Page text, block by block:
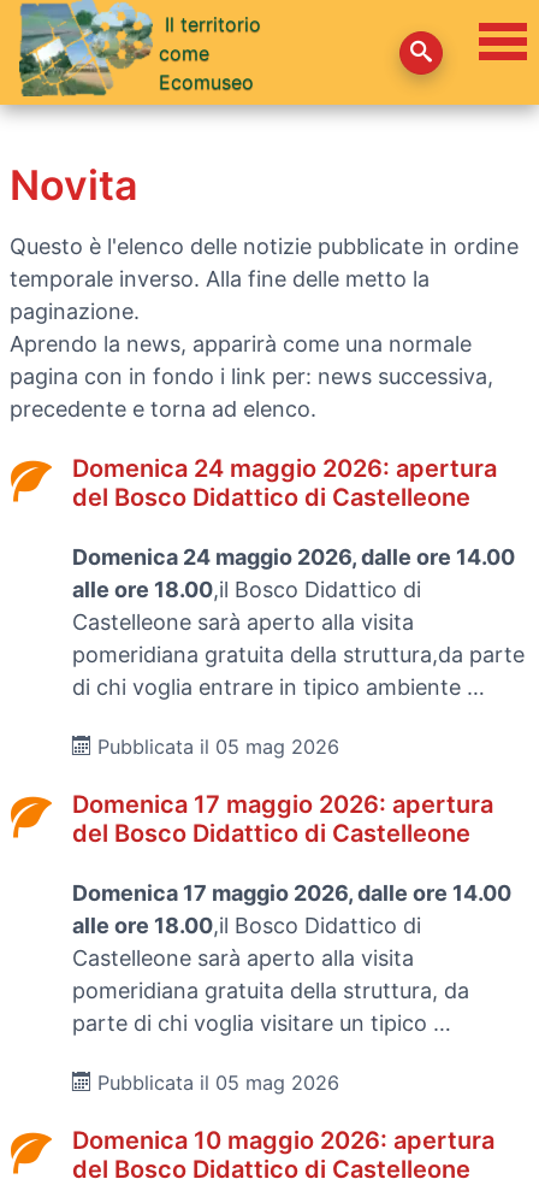
Il territorio
come
Ecomuseo
Novita
Questo è l'elenco delle notizie pubblicate in ordine
temporale inverso. Alla fine delle metto la
paginazione.
Aprendo la news, apparirà come una normale
pagina con in fondo i link per: news successiva,
precedente e torna ad elenco.
Domenica 24 maggio 2026: apertura
del Bosco Didattico di Castelleone
Domenica 24 maggio 2026, dalle ore 14.00
alle ore 18.00,il Bosco Didattico di
Castelleone sarà aperto alla visita
pomeridiana gratuita della struttura,da parte
di chi voglia entrare in tipico ambiente …
Pubblicata il 05 mag 2026
Domenica 17 maggio 2026: apertura
del Bosco Didattico di Castelleone
Domenica 17 maggio 2026, dalle ore 14.00
alle ore 18.00,il Bosco Didattico di
Castelleone sarà aperto alla visita
pomeridiana gratuita della struttura, da
parte di chi voglia visitare un tipico …
Pubblicata il 05 mag 2026
Domenica 10 maggio 2026: apertura
del Bosco Didattico di Castelleone